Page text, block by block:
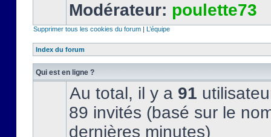
Modérateur: poulette73
Supprimer tous les cookies du forum | L’équipe
Index du forum
Qui est en ligne ?
Au total, il y a 91
89 invités (basé sur le
dernières minutes)